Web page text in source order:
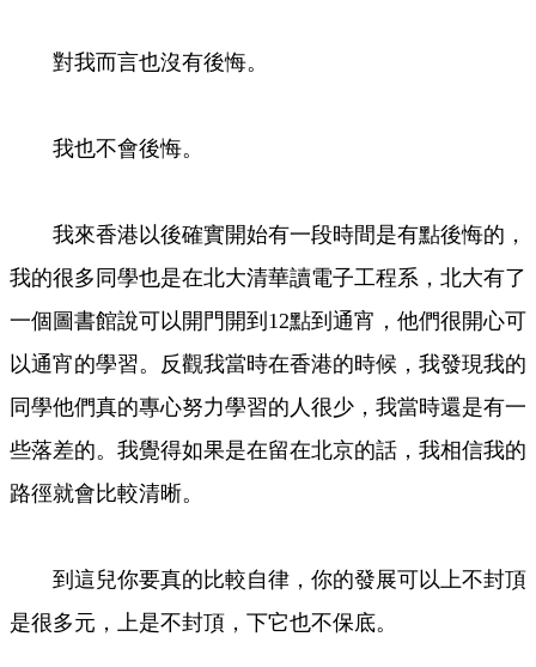
對我而言也沒有後悔。
我也不會後悔。
我來香港以後確實開始有一段時間是有點後悔的，
我的很多同學也是在北大清華讀電子工程系，北大有了
一個圖書館說可以開門開到12點到通宵，他們很開心可
以通宵的學習。反觀我當時在香港的時候，我發現我的
同學他們真的專心努力學習的人很少，我當時還是有一
些落差的。我覺得如果是在留在北京的話，我相信我的
路徑就會比較清晰。
到這兒你要真的比較自律，你的發展可以上不封頂
是很多元，上是不封頂，下它也不保底。